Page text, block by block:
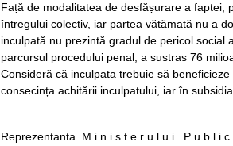
Față de modalitatea de desfășurare a faptei,
întregului colectiv, iar partea vătămată nu a
inculpată nu prezintă gradul de pericol
parcursul procedului penal, a sustras 76
Consideră că inculpata trebuie să
consecința achitării inculpatului, iar în
Reprezentanta M i n i s t e r u l u i P u b l i c